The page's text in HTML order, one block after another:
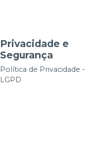
Privacidade e
Segurança
Política de Privacidade -
LGPD